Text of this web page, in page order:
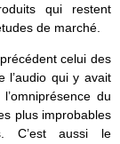
qui restent
de marché.
celui des
l’audio qui y avait
du
plus improbables
C’est aussi le